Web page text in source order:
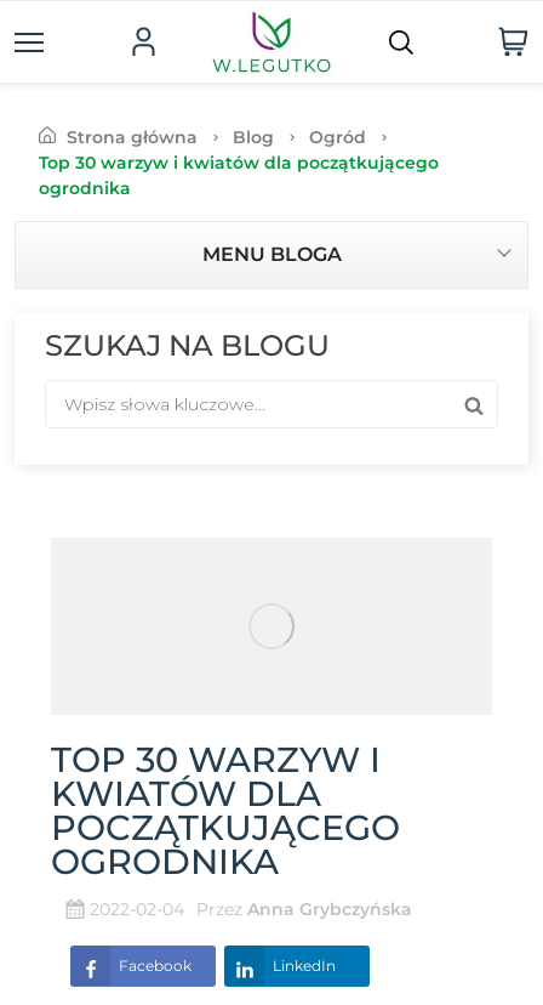
Strona główna Blog
Ogród
Top 30 warzyw i kwiatów dla początkującego
ogrodnika
MENU BLOGA
SZUKAJ NA BLOGU
TOP 30 WARZYW I
KWIATÓW DLA
POCZĄTKUJĄCEGO
OGRODNIKA
2022-02-04 Przez Anna Grybczyńska
Facebook LinkedIn